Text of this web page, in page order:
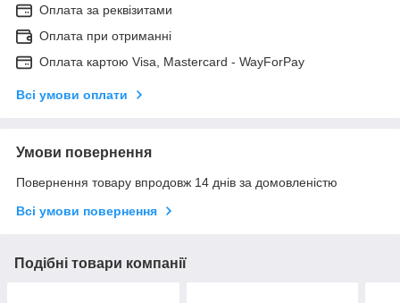
Оплата за реквізитами
Оплата при отриманні
Оплата картою Visa, Mastercard - WayForPay
Всі умови оплати
Умови повернення
Повернення товару впродовж 14 днів за домовленістю
Всі умови повернення
Подібні товари компанії